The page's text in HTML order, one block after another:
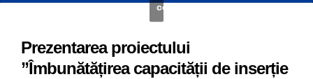
content
Prezentarea proiectului
”Îmbunătățirea capacității de inserție